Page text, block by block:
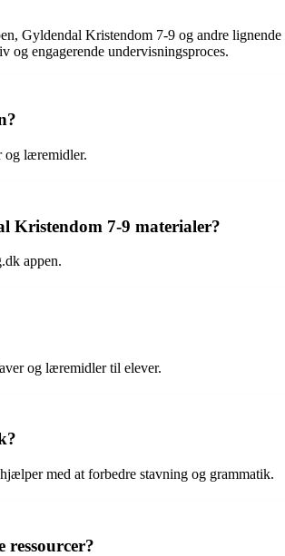
Gyldendal Kristendom 7-9 og andre
og engagerende undervisningsproces.
og læremidler.
Kristendom 7-9 materialer?
appen.
og læremidler til elever.
med at forbedre stavning og grammatik.